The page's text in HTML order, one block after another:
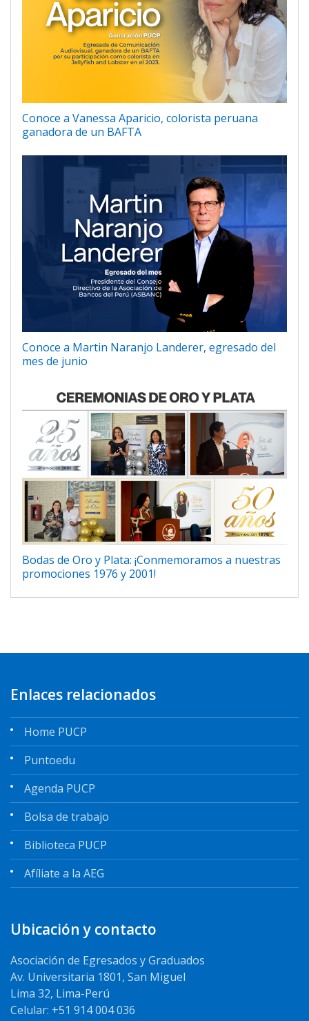
Conoce a Vanessa Aparicio, colorista peruana
ganadora de un BAFTA
Conoce a Martin Naranjo Landerer, egresado del
mes de junio
Bodas de Oro y Plata: ¡Conmemoramos a nuestras
promociones 1976 y 2001!
Enlaces relacionados
Home PUCP
Puntoedu
Agenda PUCP
Bolsa de trabajo
Biblioteca PUCP
Afíliate a la AEG
Ubicación y contacto
Asociación de Egresados y Graduados
Av. Universitaria 1801, San Miguel
Lima 32, Lima-Perú
Celular: +51 914 004 036